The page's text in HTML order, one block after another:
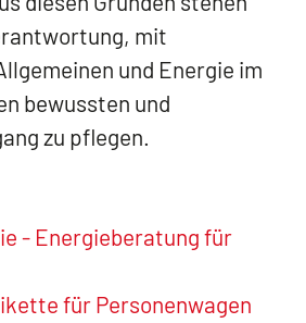
mit
und Energie im
bewussten und
zu pflegen.
- Energie­beratung für
für Personenwagen